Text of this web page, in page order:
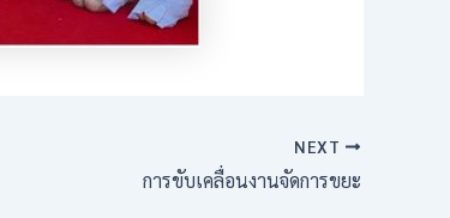
NEXT
การขับเคลื่อนงานจัดการขยะ